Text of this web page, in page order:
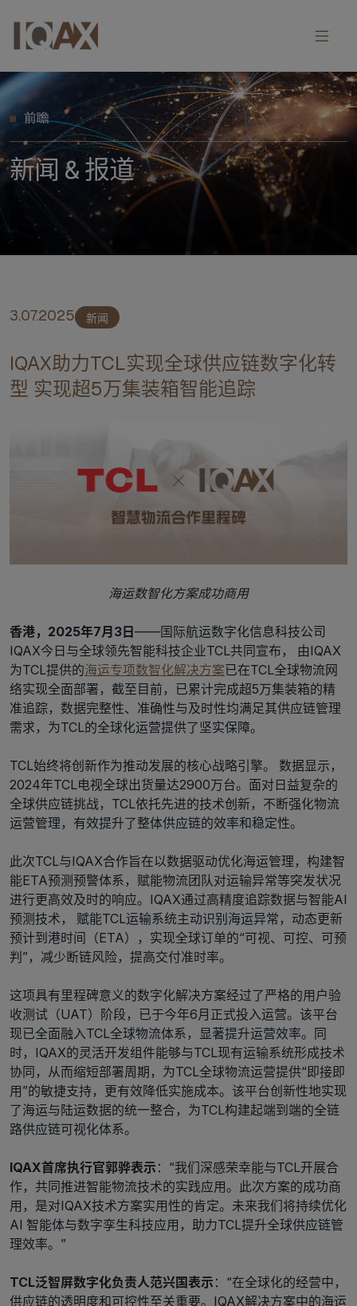
前瞻
新闻 & 报道
3.07.2025 新闻
IQAX助力TCL实现全球供应链数字化转
型 实现超5万集装箱智能追踪
海运数智化方案成功商用
香港，2025年7月3日——国际航运数字化信息科技公司
IQAX今日与全球领先智能科技企业TCL共同宣布， 由IQAX
为TCL提供的海运专项数智化解决方案已在TCL全球物流网
络实现全面部署，截至目前，已累计完成超5万集装箱的精
准追踪，数据完整性、准确性与及时性均满足其供应链管理
需求，为TCL的全球化运营提供了坚实保障。
TCL始终将创新作为推动发展的核心战略引擎。 数据显示，
2024年TCL电视全球出货量达2900万台。面对日益复杂的
全球供应链挑战，TCL依托先进的技术创新，不断强化物流
运营管理，有效提升了整体供应链的效率和稳定性。
此次TCL与IQAX合作旨在以数据驱动优化海运管理，构建智
能ETA预测预警体系，赋能物流团队对运输异常等突发状况
进行更高效及时的响应。IQAX通过高精度追踪数据与智能AI
预测技术， 赋能TCL运输系统主动识别海运异常，动态更新
预计到港时间（ETA），实现全球订单的“可视、可控、可预
判”，减少断链风险，提高交付准时率。
这项具有里程碑意义的数字化解决方案经过了严格的用户验
收测试（UAT）阶段，已于今年6月正式投入运营。该平台
现已全面融入TCL全球物流体系，显著提升运营效率。同
时，IQAX的灵活开发组件能够与TCL现有运输系统形成技术
协同，从而缩短部署周期，为TCL全球物流运营提供“即接即
用”的敏捷支持，更有效降低实施成本。该平台创新性地实现
了海运与陆运数据的统一整合，为TCL构建起端到端的全链
路供应链可视化体系。
IQAX首席执行官郭骅表示 ：“我们深感荣幸能与TCL开展合
作，共同推进智能物流技术的实践应用。此次方案的成功商
用，是对IQAX技术方案实用性的肯定。未来我们将持续优化
AI 智能体与数字孪生科技应用，助力TCL提升全球供应链管
理效率。”
TCL泛智屏数字化负责人范兴国表示 ：“在全球化的经营中，
供应链的透明度和可控性至关重要。IQAX解决方案中的海运